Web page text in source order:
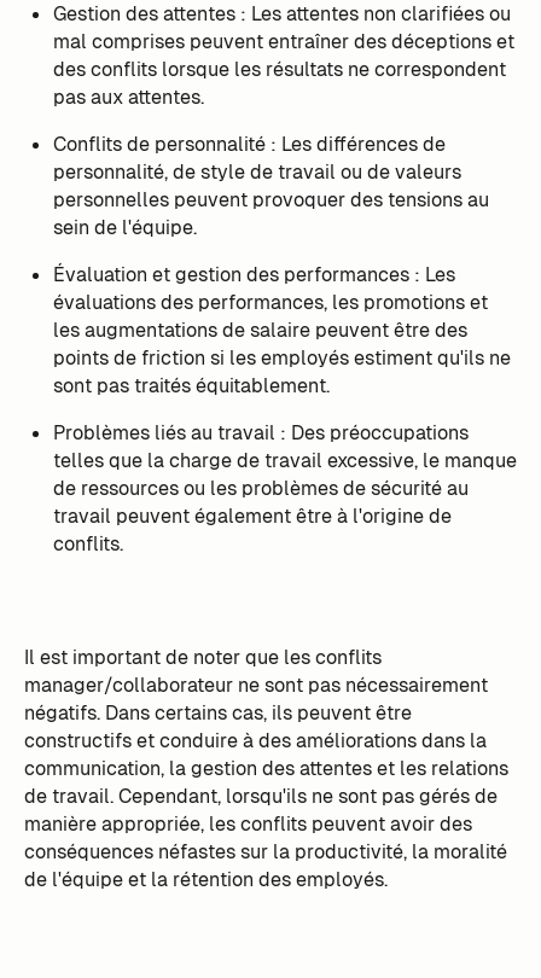
Gestion des attentes : Les attentes non clarifiées ou
mal comprises peuvent entraîner des déceptions et
des conflits lorsque les résultats ne correspondent
pas aux attentes.
Conflits de personnalité : Les différences de
personnalité, de style de travail ou de valeurs
personnelles peuvent provoquer des tensions au
sein de l'équipe.
Évaluation et gestion des performances : Les
évaluations des performances, les promotions et
les augmentations de salaire peuvent être des
points de friction si les employés estiment qu'ils ne
sont pas traités équitablement.
Problèmes liés au travail : Des préoccupations
telles que la charge de travail excessive, le manque
de ressources ou les problèmes de sécurité au
travail peuvent également être à l'origine de
conflits.
Il est important de noter que les conflits
manager/collaborateur ne sont pas nécessairement
négatifs. Dans certains cas, ils peuvent être
constructifs et conduire à des améliorations dans la
communication, la gestion des attentes et les relations
de travail. Cependant, lorsqu'ils ne sont pas gérés de
manière appropriée, les conflits peuvent avoir des
conséquences néfastes sur la productivité, la moralité
de l'équipe et la rétention des employés.